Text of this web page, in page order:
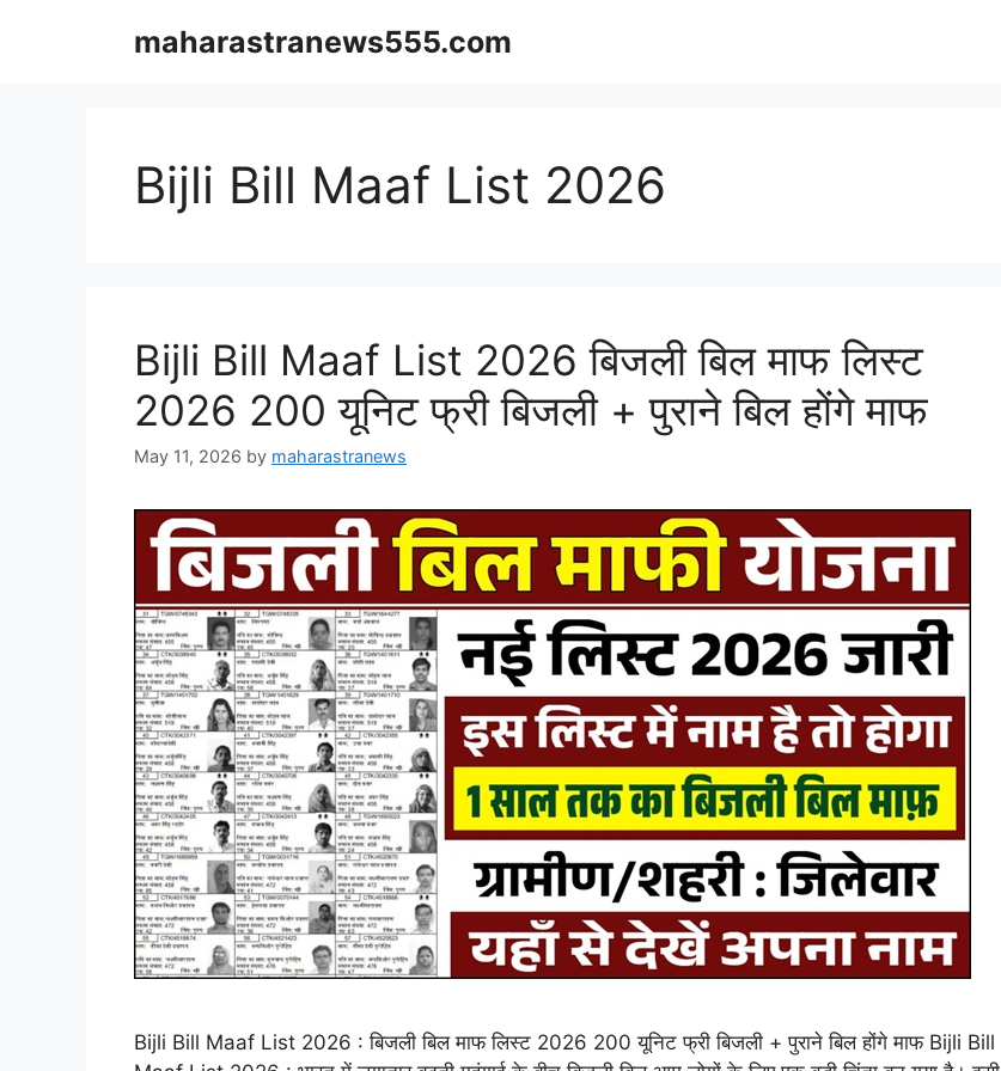
maharastranews555.com
Bijli Bill Maaf List 2026
Bijli Bill Maaf List 2026 बिजली बिल माफ लिस्ट
2026 200 यूनिट फ्री बिजली + पुराने बिल होंगे माफ
May 11, 2026 by maharastranews
Bijli Bill Maaf List 2026 : बिजली बिल माफ लिस्ट 2026 200 यूनिट फ्री बिजली + पुराने बिल होंगे माफ Bijli Bill